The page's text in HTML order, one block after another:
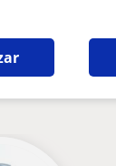
interesarte